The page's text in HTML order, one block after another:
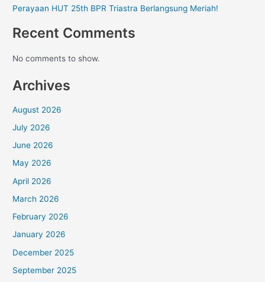
Perayaan HUT 25th BPR Triastra Berlangsung Meriah!
Recent Comments
No comments to show.
Archives
August 2026
July 2026
June 2026
May 2026
April 2026
March 2026
February 2026
January 2026
December 2025
September 2025